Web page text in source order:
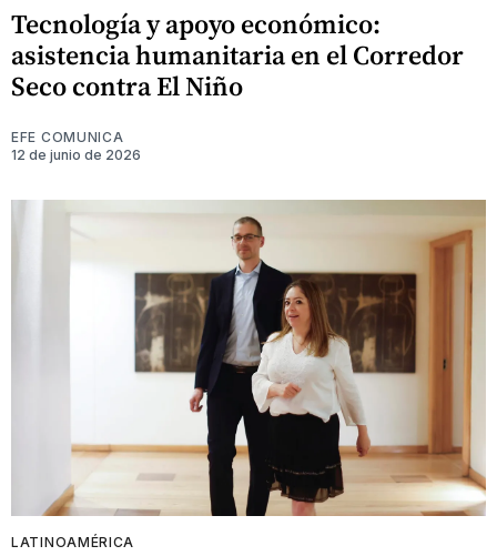
Tecnología y apoyo económico:
asistencia humanitaria en el Corredor
Seco contra El Niño
EFE COMUNICA
12 de junio de 2026
LATINOAMÉRICA